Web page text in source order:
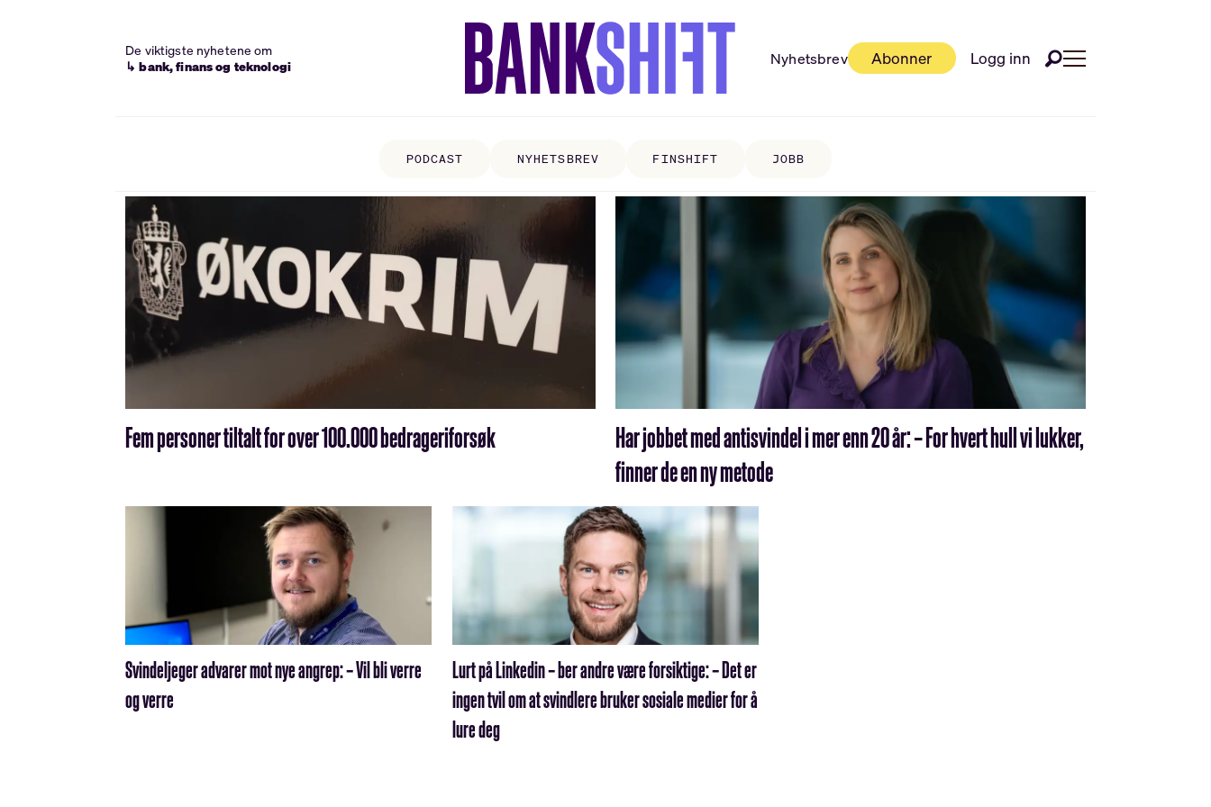
De viktigste nyhetene om
↳ bank, finans og teknologi
Nyhetsbrev Abonner Logg inn
PODCAST NYHETSBREV FINSHIFT JOBB
phishing
Fem personer tiltalt for over 100.000 bedrageriforsøk
Har jobbet med antisvindel i mer enn 20 år: – For hvert hull vi lukker,
finner de en ny metode
Svindeljeger advarer mot nye angrep: – Vil bli verre
og verre
Lurt på Linkedin – ber andre være forsiktige: – Det er
ingen tvil om at svindlere bruker sosiale medier for å
lure deg